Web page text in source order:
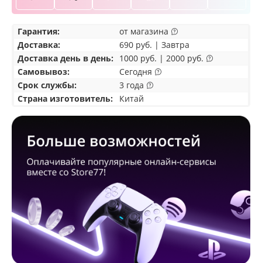
Гарантия:
от магазина
Доставка:
690 руб. | Завтра
Доставка день в день:
1000 руб. | 2000 руб.
Самовывоз:
Сегодня
Срок службы:
3 года
Страна изготовитель:
Китай